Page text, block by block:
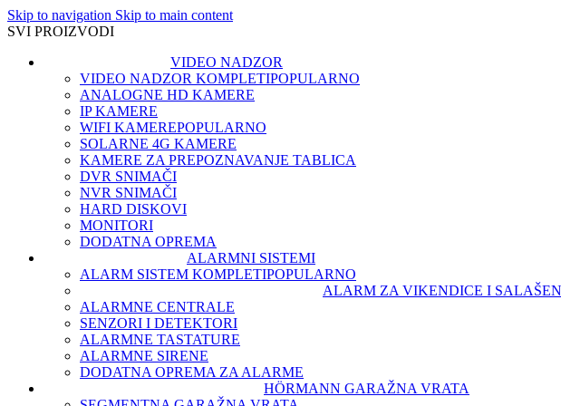
Skip to navigation Skip to main content
SVI PROIZVODI
VIDEO NADZOR
VIDEO NADZOR KOMPLETIPOPULARNO
ANALOGNE HD KAMERE
IP KAMERE
WIFI KAMEREPOPULARNO
SOLARNE 4G KAMERE
KAMERE ZA PREPOZNAVANJE TABLICA
DVR SNIMAČI
NVR SNIMAČI
HARD DISKOVI
MONITORI
DODATNA OPREMA
ALARMNI SISTEMI
ALARM SISTEM KOMPLETIPOPULARNO
ALARM ZA VIKENDICE I SALAŠE
ALARMNE CENTRALE
SENZORI I DETEKTORI
ALARMNE TASTATURE
ALARMNE SIRENE
DODATNA OPREMA ZA ALARME
HÖRMANN GARAŽNA VRATA